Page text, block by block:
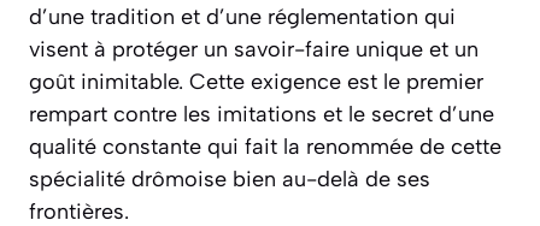
d’une tradition et d’une réglementation qui
visent à protéger un savoir-faire unique et un
goût inimitable. Cette exigence est le premier
rempart contre les imitations et le secret d’une
qualité constante qui fait la renommée de cette
spécialité drômoise bien au-delà de ses
frontières.